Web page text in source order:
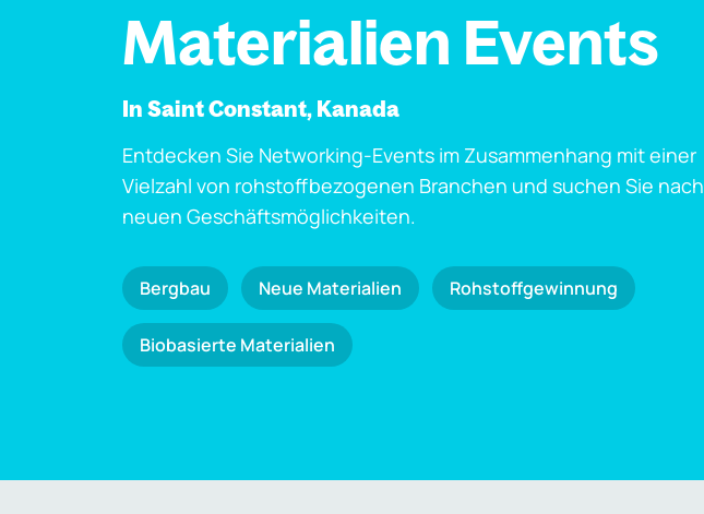
Materialien Events
In Saint Constant, Kanada
Entdecken Sie Networking-Events im Zusammenhang mit einer
Vielzahl von rohstoffbezogenen Branchen und suchen Sie nach
neuen Geschäftsmöglichkeiten.
Bergbau Neue Materialien Rohstoffgewinnung
Biobasierte Materialien